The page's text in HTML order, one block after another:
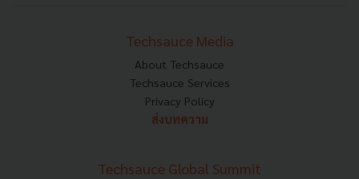
Techsauce Media
About Techsauce
Techsauce Services
Privacy Policy
ส่งบทความ
Techsauce Global Summit